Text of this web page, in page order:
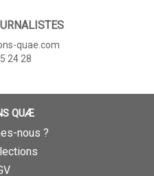
quae.com
24 28
QUÆ
nous ?